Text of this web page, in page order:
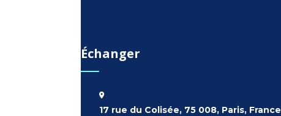
Échanger
17 rue du Colisée, 75 008, Paris, France